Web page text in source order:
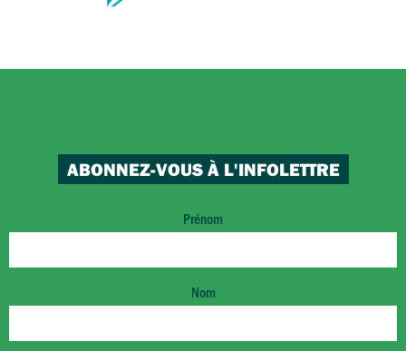
ABONNEZ-VOUS À L'INFOLETTRE
Prénom
Nom